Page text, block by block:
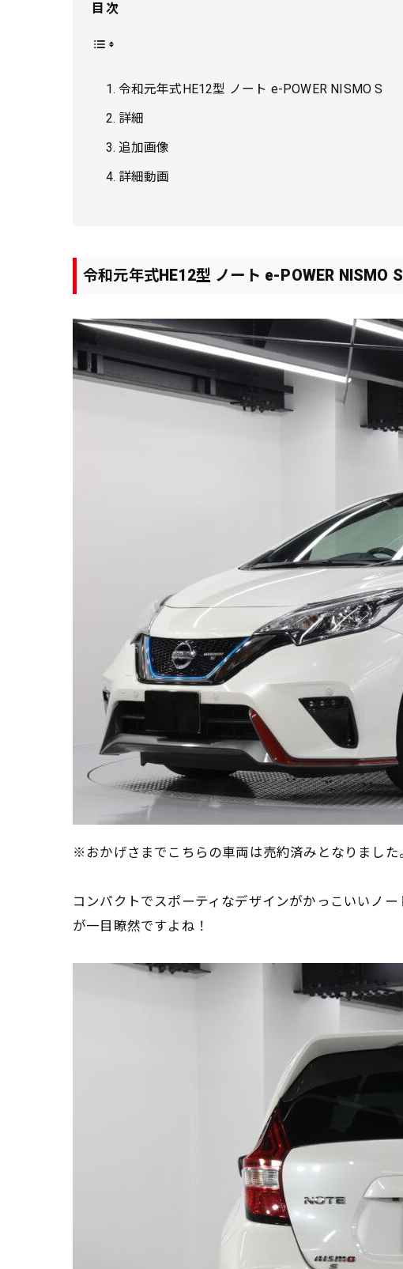
目次
令和元年式HE12型 ノート e-POWER NISMO S
詳細
追加画像
詳細動画
令和元年式HE12型 ノート e-POWER NISMO S
※おかげさまでこちらの車両は売約済みとなりました
コンパクトでスポーティなデザインがかっこいいノ
が一目瞭然ですよね！